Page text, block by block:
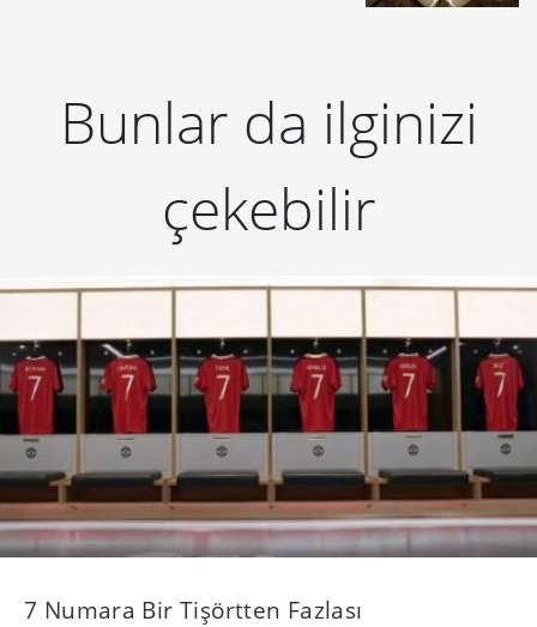
Bunlar da ilginizi
çekebilir
7 Numara Bir Tişörtten Fazlası